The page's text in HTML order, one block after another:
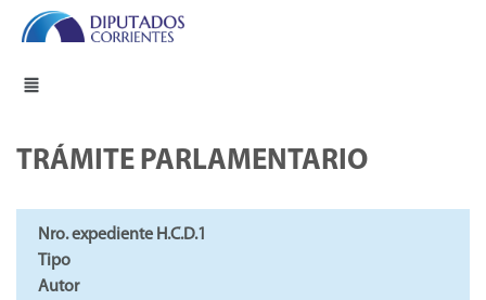
TRÁMITE PARLAMENTARIO
Nro. expediente H.C.D.1
Tipo
Autor